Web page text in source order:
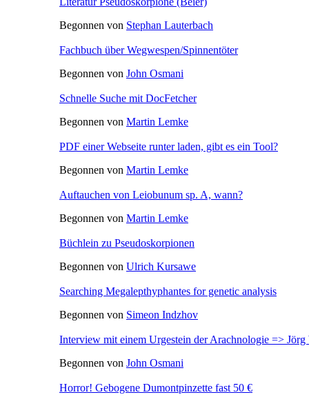
Begonnen von Stephan Lauterbach
Fachbuch über Wegwespen/Spinnentöter
Begonnen von John Osmani
Schnelle Suche mit DocFetcher
Begonnen von Martin Lemke
PDF einer Webseite runter laden, gibt es ein Tool?
Begonnen von Martin Lemke
Auftauchen von Leiobunum sp. A, wann?
Begonnen von Martin Lemke
Büchlein zu Pseudoskorpionen
Begonnen von Ulrich Kursawe
Searching Megalepthyphantes for genetic analysis
Begonnen von Simeon Indzhov
Interview mit einem Urgestein der Arachnologie => Jörg
Begonnen von John Osmani
Horror! Gebogene Dumontpinzette fast 50 €